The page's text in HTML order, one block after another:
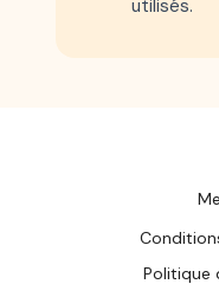
utilisés.
Politique